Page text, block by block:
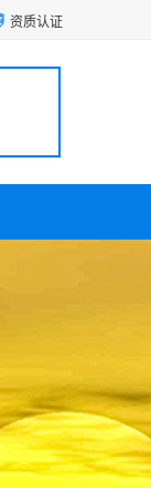
资质认证